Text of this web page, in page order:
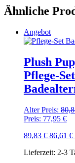
Ähnliche
Angebot
Plush
Pflege-Set
Alter Preis:
Preis: 77,95 €
ist:
89,83€ 86,61 €
Lieferzeit: 2-3